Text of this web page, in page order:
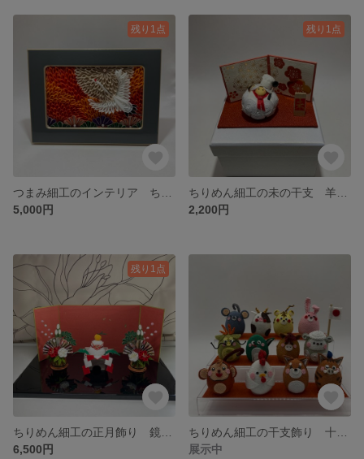
残り1点
5,000円
残り1点
2,200円
残り1点
6,500円
展示中